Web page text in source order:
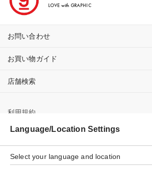
LOVE with GRAPHIC
お問い合わせ
お買い物ガイド
店舗検索
利用規約
プライバシーポリシー
特定商取引法に基づく表示
Language/Location Settings
Select your language and location